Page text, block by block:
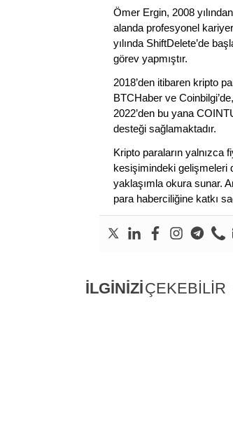
Ömer Ergin, 2008
alanda profesyonel
yılında ShiftDelete’de
görev yapmıştır.
2018’den itibaren kripto
BTCHaber ve
2022’den bu yana
desteği sağlamaktadır.
Kripto paraların yalnızca
kesişimindeki gelişmeleri
yaklaşımla okura sunar.
para haberciliğine katkı
İLGİNİZİÇEKEBİLİR